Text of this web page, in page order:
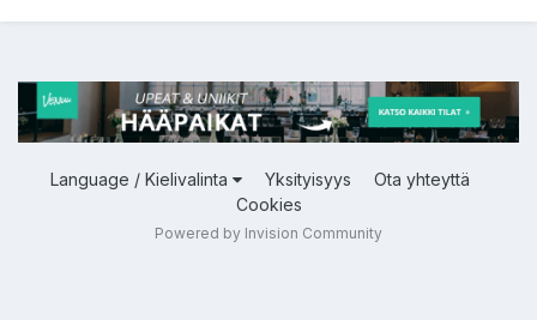
Language / Kielivalinta Yksityisyys
Ota yhteyttä
Cookies
Powered by Invision Community